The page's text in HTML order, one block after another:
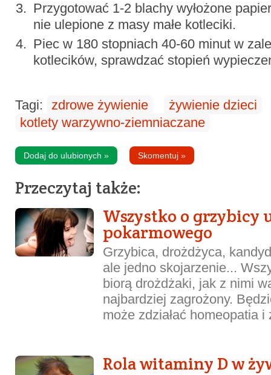
Przygotować 1-2 blachy wyłożone
nie ulepione z masy małe kotleciki.
Piec w 180 stopniach 40-60 minut w
kotlecików, sprawdzać stopień
Tagi: zdrowe żywienie
żywienie dzieci
kotlety warzywno-ziemniaczane
Dodaj do ulubionych » Skomentuj »
Przeczytaj także:
Wszystko o grzybicy
pokarmowego
Grzybica, drożdżyca,
ale jedno skojarzenie...
biorą drożdżaki, jak z nimi
najbardziej zagrożony.
może zdziałać homeopatia
Rola witaminy D w